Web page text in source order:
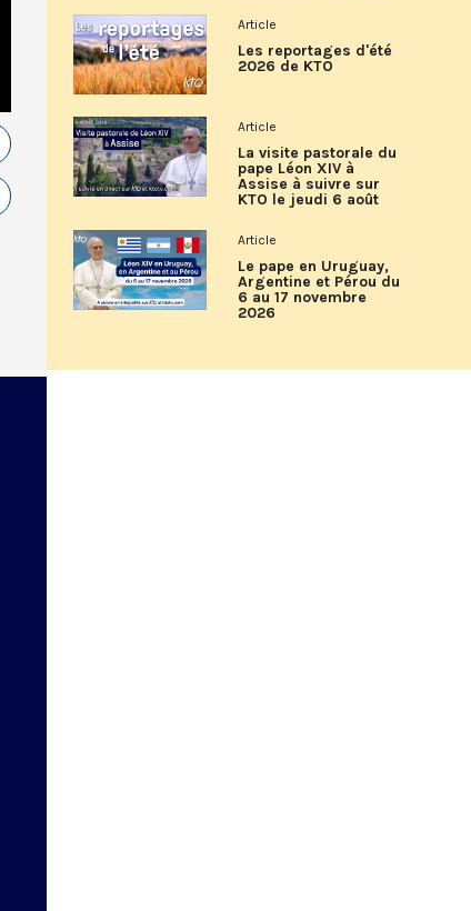
Article
Les reportages d'été
2026 de KTO
Article
La visite pastorale du
pape Léon XIV à
Assise à suivre sur
KTO le jeudi 6 août
Article
Le pape en Uruguay,
Argentine et Pérou du
6 au 17 novembre
2026